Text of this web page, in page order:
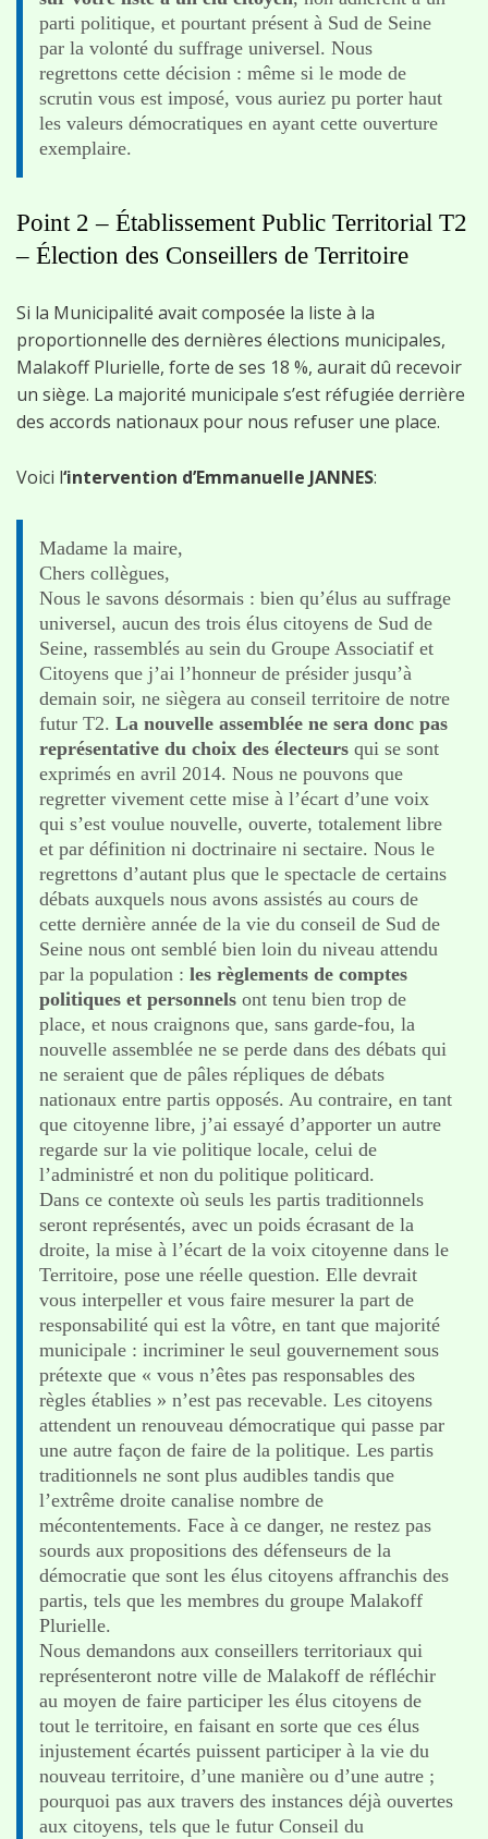
parti politique, et pourtant présent à Sud de Seine
par la volonté du suffrage universel. Nous
regrettons cette décision : même si le mode de
scrutin vous est imposé, vous auriez pu porter haut
les valeurs démocratiques en ayant cette ouverture
exemplaire.
Point 2 – Établissement Public Territorial T2
– Élection des Conseillers de Territoire
Si la Municipalité avait composée la liste à la
proportionnelle des dernières élections municipales,
Malakoff Plurielle, forte de ses 18 %, aurait dû recevoir
un siège. La majorité municipale s’est réfugiée derrière
des accords nationaux pour nous refuser une place.
Voici l‘intervention d’Emmanuelle JANNES:
Madame la maire,
Chers collègues,
Nous le savons désormais : bien qu’élus au suffrage
universel, aucun des trois élus citoyens de Sud de
Seine, rassemblés au sein du Groupe Associatif et
Citoyens que j’ai l’honneur de présider jusqu’à
demain soir, ne siègera au conseil territoire de notre
futur T2. La nouvelle assemblée ne sera donc pas
représentative du choix des électeurs qui se sont
exprimés en avril 2014. Nous ne pouvons que
regretter vivement cette mise à l’écart d’une voix
qui s’est voulue nouvelle, ouverte, totalement libre
et par définition ni doctrinaire ni sectaire. Nous le
regrettons d’autant plus que le spectacle de certains
débats auxquels nous avons assistés au cours de
cette dernière année de la vie du conseil de Sud de
Seine nous ont semblé bien loin du niveau attendu
par la population : les règlements de comptes
politiques et personnels ont tenu bien trop de
place, et nous craignons que, sans garde-fou, la
nouvelle assemblée ne se perde dans des débats qui
ne seraient que de pâles répliques de débats
nationaux entre partis opposés. Au contraire, en tant
que citoyenne libre, j’ai essayé d’apporter un autre
regarde sur la vie politique locale, celui de
l’administré et non du politique politicard.
Dans ce contexte où seuls les partis traditionnels
seront représentés, avec un poids écrasant de la
droite, la mise à l’écart de la voix citoyenne dans le
Territoire, pose une réelle question. Elle devrait
vous interpeller et vous faire mesurer la part de
responsabilité qui est la vôtre, en tant que majorité
municipale : incriminer le seul gouvernement sous
prétexte que « vous n’êtes pas responsables des
règles établies » n’est pas recevable. Les citoyens
attendent un renouveau démocratique qui passe par
une autre façon de faire de la politique. Les partis
traditionnels ne sont plus audibles tandis que
l’extrême droite canalise nombre de
mécontentements. Face à ce danger, ne restez pas
sourds aux propositions des défenseurs de la
démocratie que sont les élus citoyens affranchis des
partis, tels que les membres du groupe Malakoff
Plurielle.
Nous demandons aux conseillers territoriaux qui
représenteront notre ville de Malakoff de réfléchir
au moyen de faire participer les élus citoyens de
tout le territoire, en faisant en sorte que ces élus
injustement écartés puissent participer à la vie du
nouveau territoire, d’une manière ou d’une autre ;
pourquoi pas aux travers des instances déjà ouvertes
aux citoyens, tels que le futur Conseil du